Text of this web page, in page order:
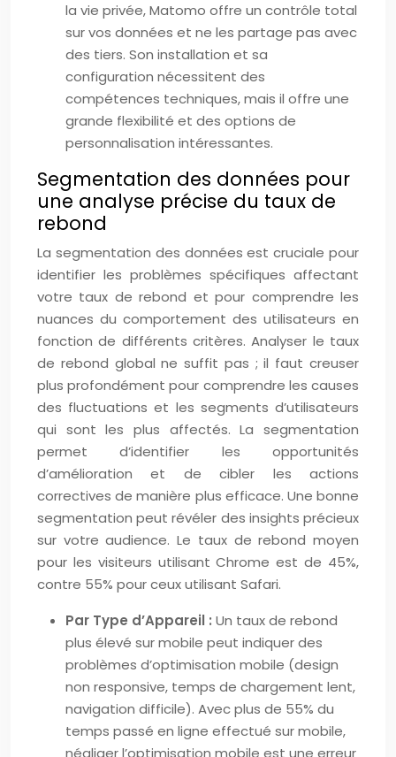
la vie privée, Matomo offre un contrôle total
sur vos données et ne les partage pas avec
des tiers. Son installation et sa
configuration nécessitent des
compétences techniques, mais il offre une
grande flexibilité et des options de
personnalisation intéressantes.
Segmentation des données pour
une analyse précise du taux de
rebond
La segmentation des données est cruciale pour
identifier les problèmes spécifiques affectant
votre taux de rebond et pour comprendre les
nuances du comportement des utilisateurs en
fonction de différents critères. Analyser le taux
de rebond global ne suffit pas ; il faut creuser
plus profondément pour comprendre les causes
des fluctuations et les segments d’utilisateurs
qui sont les plus affectés. La segmentation
permet d’identifier les opportunités
d’amélioration et de cibler les actions
correctives de manière plus efficace. Une bonne
segmentation peut révéler des insights précieux
sur votre audience. Le taux de rebond moyen
pour les visiteurs utilisant Chrome est de 45%,
contre 55% pour ceux utilisant Safari.
Par Type d’Appareil : Un taux de rebond
plus élevé sur mobile peut indiquer des
problèmes d’optimisation mobile (design
non responsive, temps de chargement lent,
navigation difficile). Avec plus de 55% du
temps passé en ligne effectué sur mobile,
négliger l’optimisation mobile est une erreur